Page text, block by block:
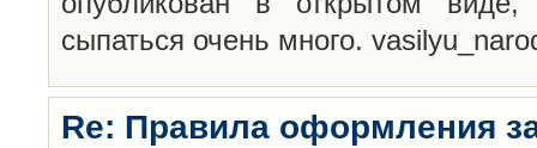
сыпаться очень много.
Re: Правила оформления